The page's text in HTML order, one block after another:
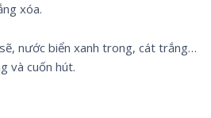
xóa.
nước biển xanh trong, cát trắng…
và cuốn hút.